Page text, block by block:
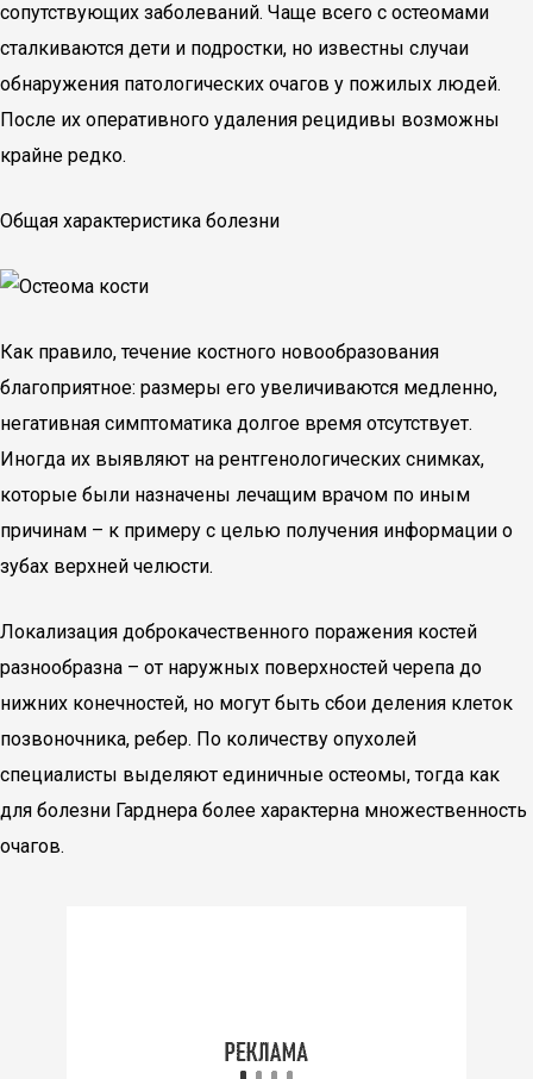
сопутствующих заболеваний. Чаще всего с остеомами
сталкиваются дети и подростки, но известны случаи
обнаружения патологических очагов у пожилых людей.
После их оперативного удаления рецидивы возможны
крайне редко.
Общая характеристика болезни
Как правило, течение костного новообразования
благоприятное: размеры его увеличиваются медленно,
негативная симптоматика долгое время отсутствует.
Иногда их выявляют на рентгенологических снимках,
которые были назначены лечащим врачом по иным
причинам – к примеру с целью получения информации о
зубах верхней челюсти.
Локализация доброкачественного поражения костей
разнообразна – от наружных поверхностей черепа до
нижних конечностей, но могут быть сбои деления клеток
позвоночника, ребер. По количеству опухолей
специалисты выделяют единичные остеомы, тогда как
для болезни Гарднера более характерна множественность
очагов.